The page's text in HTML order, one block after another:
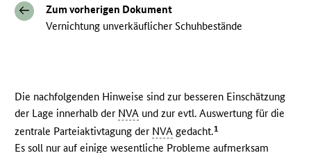
Zum vorherigen Dokument
Vernichtung unverkäuflicher Schuhbestände
Die nachfolgenden Hinweise sind zur besseren Einschätzung
der Lage innerhalb der NVA und zur evtl. Auswertung für die
zentrale Parteiaktivtagung der NVA gedacht.1
Es soll nur auf einige wesentliche Probleme aufmerksam